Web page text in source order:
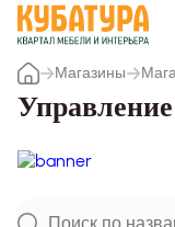
Магазины